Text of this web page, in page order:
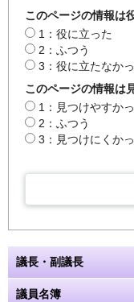
このページの情報は
1：役に立った
2：ふつう
3：役に立たなか
このページの情報は
1：見つけやすか
2：ふつう
3：見つけにくか
議長・副議長
議員名簿